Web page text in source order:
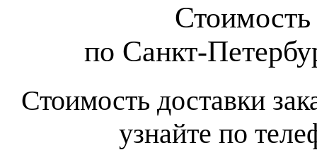
Стоимость
по Санкт-
Стоимость доставки
узнайте по